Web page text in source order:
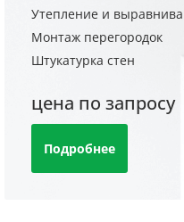
Утепление и
Монтаж перегородок
Штукатурка стен
цена по запросу
Подробнее